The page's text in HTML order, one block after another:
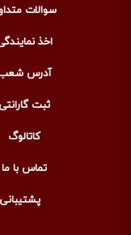
سوالات
اخذ
آدرس
ثبت گارانتی
کاتالوگ
تماس با ما
پشتیبانی و